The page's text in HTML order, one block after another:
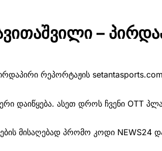
–
რეპორტაჟის
დაიწყება. ასეთ დროს ჩვენი OTT
მისაღებად პრომო კოდი NEWS24